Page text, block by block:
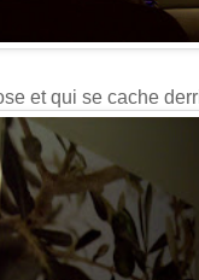
et qui se cache